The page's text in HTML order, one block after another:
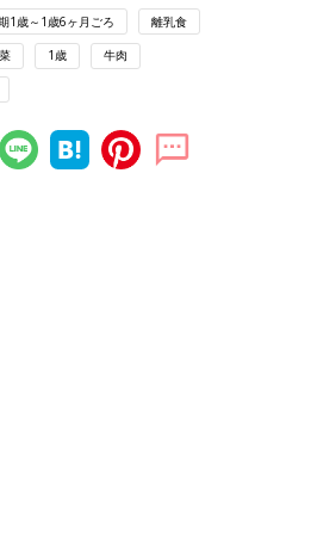
る。
広げ、(1)をのせて端からくるくると
まぶす。
イパンに(2)の巻き終わりを下にし
・砂糖各少々を混ぜ合わせ、(3)に加
器に盛る。
1歳～1歳6ヶ月ごろ 離乳食
1歳 牛肉